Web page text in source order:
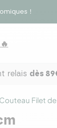
!
relais dès
Couteau Filet de